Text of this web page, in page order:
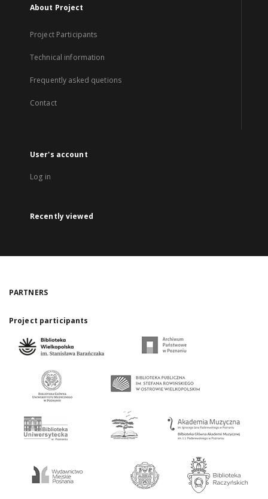
About Project
Project Participants
Technical information
Frequently asked quetions
Contact
User's account
Log in
Recently viewed
PARTNERS
Project participants